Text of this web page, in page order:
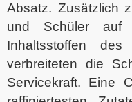
Absatz. Zusätzlich
und Schüler auf
Inhaltsstoffen
verbreiteten die
Servicekraft. Eine